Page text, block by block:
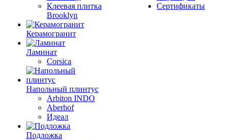
Клеевая плитка
Brooklyn
Керамогранит
Ламинат
Corsica
Напольный плинтус
Arbiton INDO
Aberhof
Идеал
Подложка
Сертификаты